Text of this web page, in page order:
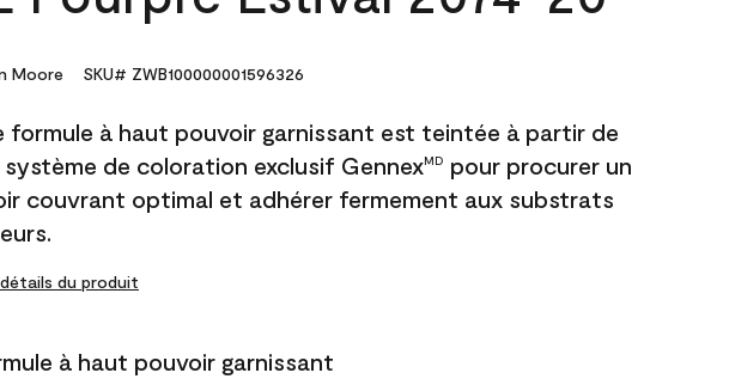
Moore SKU# ZWB100000001596326
formule à haut pouvoir garnissant est teintée à partir de
de coloration exclusif GennexMD pour procurer un
couvrant optimal et adhérer fermement aux substrats
du produit
à haut pouvoir garnissant